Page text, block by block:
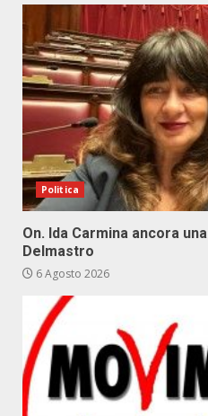
Politica
On. Ida Carmina ancora
Delmastro
6 Agosto 2026